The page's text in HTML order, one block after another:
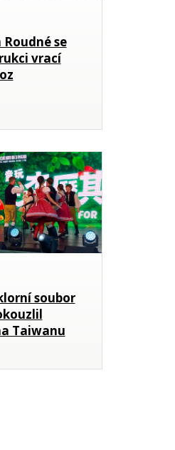
se
vrací
soubor
Taiwanu